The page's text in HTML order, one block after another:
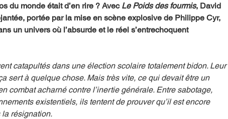
du monde était d’en rire ? Avec Le Poids des fourmis, David
portée par la mise en scène explosive de Philippe Cyr,
un univers où l’absurde et le réel s’entrechoquent
catapultés dans une élection scolaire totalement bidon. Leur
sert à quelque chose. Mais très vite, ce qui devait être un
combat acharné contre l’inertie générale. Entre sabotage,
existentiels, ils tentent de prouver qu’il est encore
la résignation.